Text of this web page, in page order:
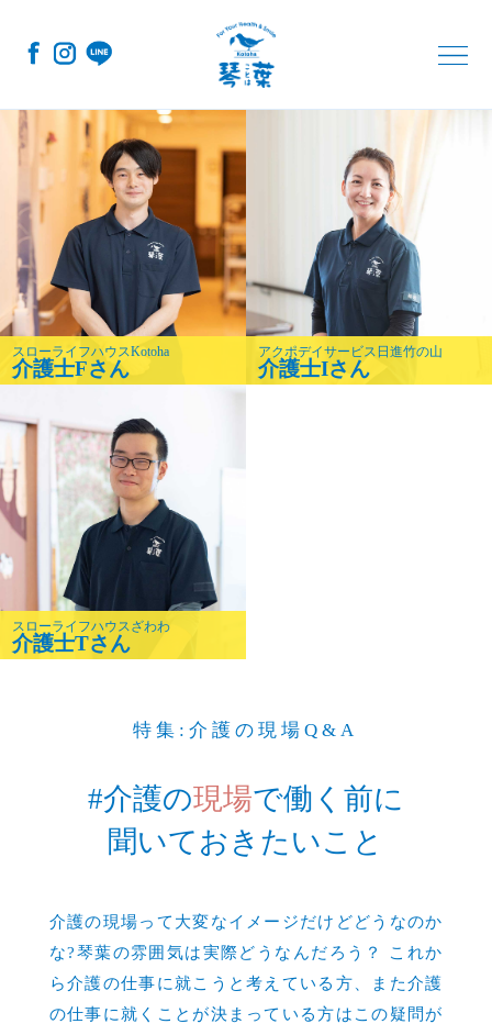
へ
ョ
スローライフハウスKotoha
介護士Fさん
アクポデイサービス日進竹の山
介護士Iさん
スローライフハウスざわわ
介護士Tさん
特集:介護の現場Q&A
#介護の現場で働く前に
聞いておきたいこと
介護の現場って大変なイメージだけどどうなのか
な?琴葉の雰囲気は実際どうなんだろう？ これか
ら介護の仕事に就こうと考えている方、また介護
の仕事に就くことが決まっている方はこの疑問が